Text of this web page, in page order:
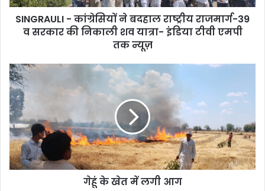
SINGRAULI - कांग्रेसियों ने बदहाल राष्ट्रीय राजमार्ग-39
व सरकार की निकाली शव यात्रा- इंडिया टीवी एमपी
तक न्यूज़
गेहूं के खेत में लगी आग